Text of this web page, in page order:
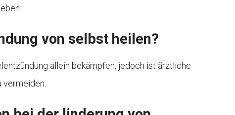
von selbst heilen?
allein bekämpfen, jedoch ist ärztliche